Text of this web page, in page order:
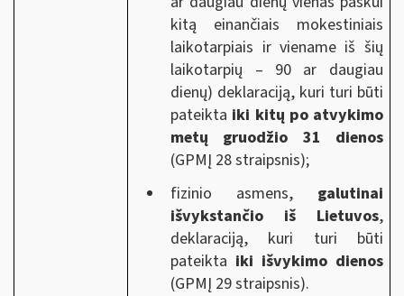
kitą einančiais mokestiniais
laikotarpiais ir viename iš šių
laikotarpių – 90 ar daugiau
dienų) deklaraciją, kuri turi būti
pateikta iki kitų po atvykimo
metų gruodžio 31 dienos
(GPMĮ 28 straipsnis);
fizinio asmens, galutinai
išvykstančio iš Lietuvos,
deklaraciją, kuri turi būti
pateikta iki išvykimo dienos
(GPMĮ 29 straipsnis).